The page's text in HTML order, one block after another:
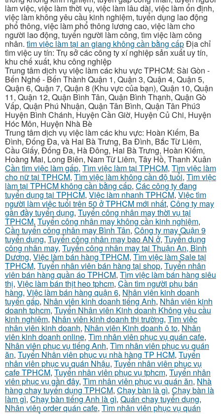
làm việc, việc làm thời vụ, việc làm lâu dài, việc làm ổn định,
việc làm không yêu cầu kinh nghiệm, tuyển dụng lao động
phổ thông, việc làm phổ thông lương cao, việc làm cho
người lao động, tuyển người làm công, tìm việc làm công
nhân. tìm việc làm tại an giang không cần bằng cấpĐịa chỉ
tìm việc uy tín: Trụ sở các công ty xí nghiệp sản xuất uy tín,
khu chế xuất, khu công nghiệp
Trung tâm dịch vụ việc làm các khu vực TPHCM: Sài Gòn -
Bến Nghé - Bến Thành Quận 1, Quận 3, Quận 4, Quận 5,
Quận 6, Quận 7, Quận 8 (Khu vực của bạn), Quận 10, Quận
11, Quận 12, Quận Bình Tân, Quận Bình Thạnh, Quận Gò
Vấp, Quận Phú Nhuận, Quận Tân Bình, Quận Tân Phú3
Huyện Bình Chánh, Huyện Cần Giờ, Huyện Củ Chi, Huyện
Hóc Môn, Huyện Nhà Bè
Trung tâm dịch vụ việc làm các khu vực: Hoàn Kiếm, Ba
Đình, Đống Đa, và Hai Bà Trưng, Ba Đình, Bắc Từ Liêm,
Cầu Giấy, Đống Đa, Hà Đông, Hai Bà Trưng, Hoàn Kiếm,
Hoàng Mai, Long Biên, Nam Từ Liêm, Tây Hồ, Thanh Xuân
Cần tìm việc làm gấp, Tìm việc làm tại TPHCM, Tìm việc làm
cho nữ tại TPHCM, Tìm việc làm không cần độ tuổi, Tìm việc
làm tại TPHCM không cần bằng cấp, Các công ty đang
tuyển dụng tại TPHCM, Việc làm nhanh TPHCM, Việc tìm
người làm việc tuổi trên 50 ở TPHCM mới nhất, Công ty may
gần đầy tuyển dụng, Tuyển công nhân may thời vụ tại
TPHCM, Tuyển công nhân may không cần kinh nghiệm,
Cần tuyển công nhân may Bình Tân, Công ty may Quận 9
tuyển dụng, Tuyển công nhân may bao AN ở, Tuyển dụng
công nhân may, Tuyển công nhân may tại Thuận An, Bình
Dương, Việc làm bán hàng TPHCM, Tìm việc làm Sale tại
TPHCM, Tuyển nhân viên bán hàng tại shop, Tuyển nhân
viên bán hàng quần áo TPHCM, Tìm việc làm bán hàng siêu
thị, Việc làm bán thịt heo tphcm, Cần tìm người phụ bán
hàng, Việc làm bán hàng quận 6, Nhân viên kinh doanh
tuyển gấp, Nhân viên kinh doanh tiếng Anh, Nhân viên kinh
doanh tphcm, Tuyển Nhân viên Kinh doanh Không yêu cầu
kinh nghiệm, Nhân viên kinh doanh thị trường, Tìm việc
nhân viên kinh doanh, Nhân viên Kinh doanh ô to, Nhân
viên kinh doanh online, Tìm nhân viên phục vụ quán cafe,
Nhân viên phục vụ tiếng Anh, Tìm nhân viên phục vụ quán
ăn, Tuyển Nhân viên phục vụ nhà hàng TP HCM, Tuyển
nhân viên phục vụ quán Nhậu, Tuyển nhân viên phục vụ
cafe TPHCM, Tuyển nhân viên phục vụ tphcm, Tuyển nhân
viên phục vụ gần đây, Tìm nhân viên phục vụ quán ăn, Nhà
hàng chay tuyển dụng TPHCM, Chạy bàn là gì, Chạy bàn là
làm gì, Chạy bàn tiếng Anh là gì, Quán chay tuyển dụng,
Nhân viên order quán cafe, Tìm nhân viên phục vụ quán